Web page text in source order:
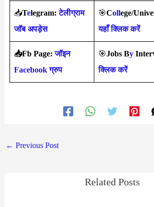
📥Telegram: टेलीग्राम
जॉब अपड़ेस
🎯College/
यहाँ क्लिक करें
📥Fb Page:जॉइन
Facebook ग्रुप
🎯Jobs By
क्लिक करें
← Previous Post
Related Posts